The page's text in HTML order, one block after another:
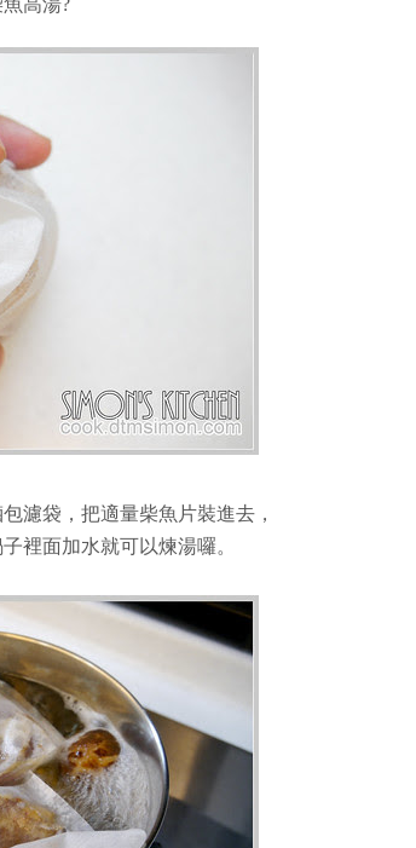
高湯?
濾袋，把適量柴魚片裝進去，
裡面加水就可以煉湯囉。